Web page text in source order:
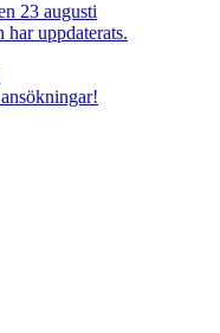
23 augusti
uppdaterats.